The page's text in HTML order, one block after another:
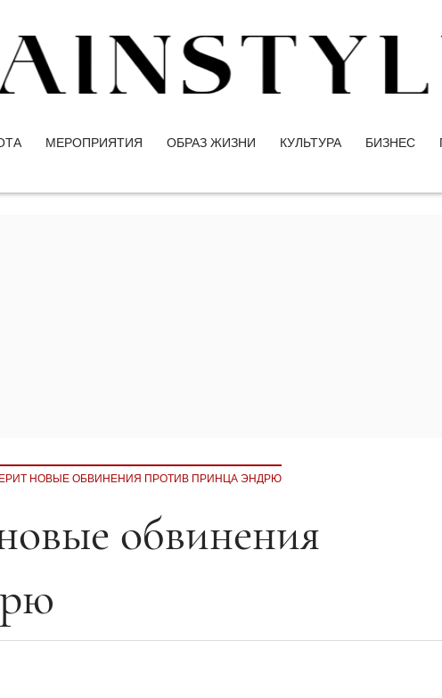
МЕРОПРИЯТИЯ ОБРАЗ ЖИЗНИ КУЛЬТУРА БИЗНЕС
НОВЫЕ ОБВИНЕНИЯ ПРОТИВ ПРИНЦА ЭНДРЮ
обвинения